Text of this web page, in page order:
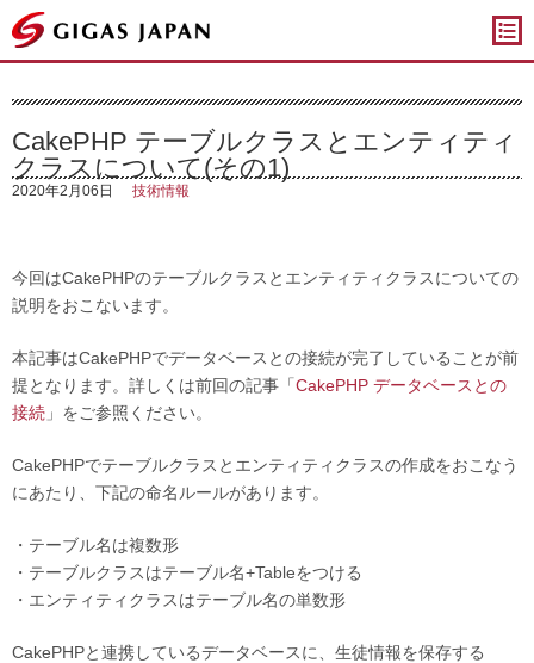
ギガスジャパン
CakePHP テーブルクラスとエンティティ
クラスについて(その1)
2020年2月06日 技術情報
今回はCakePHPのテーブルクラスとエンティティクラスについての
説明をおこないます。
本記事はCakePHPでデータベースとの接続が完了していることが前
提となります。詳しくは前回の記事「 CakePHP データベースとの
接続 」をご参照ください。
CakePHPでテーブルクラスとエンティティクラスの作成をおこなう
にあたり、下記の命名ルールがあります。
・テーブル名は複数形
・テーブルクラスはテーブル名+Tableをつける
・エンティティクラスはテーブル名の単数形
CakePHPと連携しているデータベースに、生徒情報を保存する